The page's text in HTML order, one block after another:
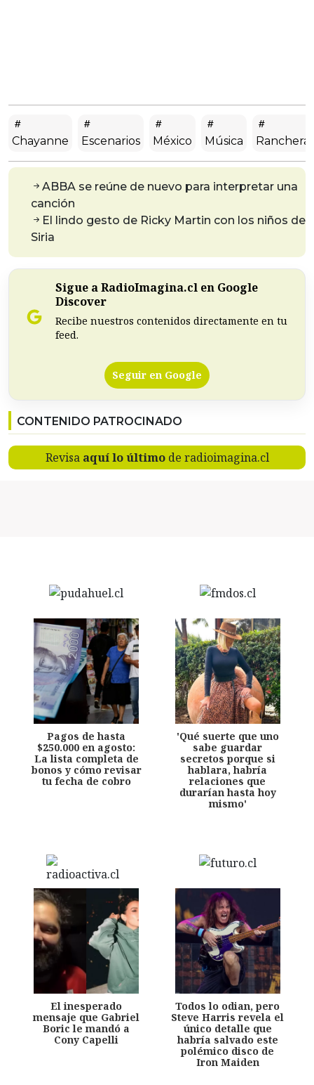
Chayanne Escenarios México Música Ranchera
ABBA se reúne de nuevo para interpretar una
canción
El lindo gesto de Ricky Martin con los niños de
Siria
Sigue a RadioImagina.cl en Google
Discover
Recibe nuestros contenidos directamente en tu
feed.
Seguir en Google
CONTENIDO PATROCINADO
Revisa aquí lo últimode radioimagina.cl
Pagos de hasta
$250.000 en agosto:
La lista completa de
bonos y cómo revisar
tu fecha de cobro
'Qué suerte que uno
sabe guardar
secretos porque si
hablara, habría
relaciones que
durarían hasta hoy
mismo'
El inesperado
mensaje que Gabriel
Boric le mandó a
Cony Capelli
Todos lo odian, pero
Steve Harris revela el
único detalle que
habría salvado este
polémico disco de
Iron Maiden